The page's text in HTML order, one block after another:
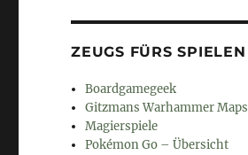
ZEUGS FÜRS SPIELEN
Boardgamegeek
Gitzmans Warhammer Maps
Magierspiele
Pokémon Go – Übersicht